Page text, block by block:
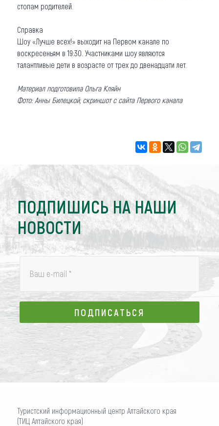
стопам родителей.
Справка
Шоу «Лучше всех!» выходит на Первом канале по
воскресеньям в 19:30. Участниками шоу являются
талантливые дети в возрасте от трех до двенадцати лет.
Материал подготовила Ольга Кляйн
Фото: Анны Билецкой, скриншот с сайта Первого канала
ПОДПИШИСЬ НА НАШИ
НОВОСТИ
Ваш e-mail *
ПОДПИСАТЬСЯ
ПОДПИСАТЬСЯ
Туристский информационный центр Алтайского края
(ТИЦ Алтайского края)